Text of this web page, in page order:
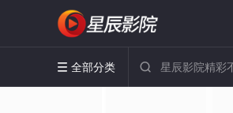
 全部分类 